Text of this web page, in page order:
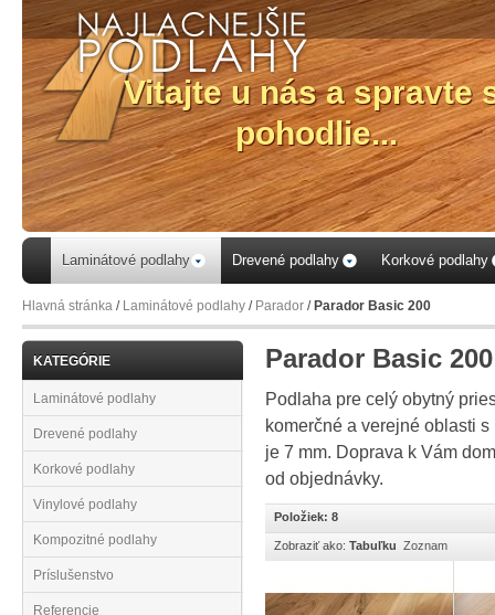
Laminátové podlahy Drevené podlahy Korkové podlahy
Hlavná stránka / Laminátové podlahy / Parador / Parador Basic 200
KATEGÓRIE
Laminátové podlahy
Drevené podlahy
Korkové podlahy
Vinylové podlahy
Kompozitné podlahy
Príslušenstvo
Referencie
Parador Basic 200
Podlaha pre celý obytný
komerčné a verejné oblasti
je 7 mm. Doprava k Vám
od objednávky.
Položiek: 8
Zobraziť ako: Tabuľku Zoznam